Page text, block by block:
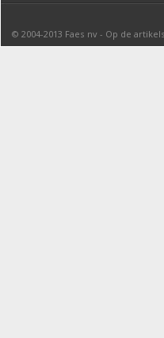
© 2004-2013 Faes nv - Op de